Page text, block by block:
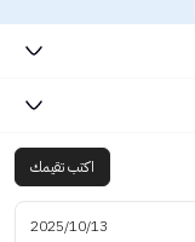
اكتب تقيمك
2025/10/13